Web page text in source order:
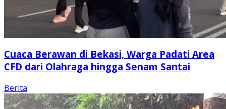
Cuaca Berawan di Bekasi, Warga Padati Area
CFD dari Olahraga hingga Senam Santai
Berita